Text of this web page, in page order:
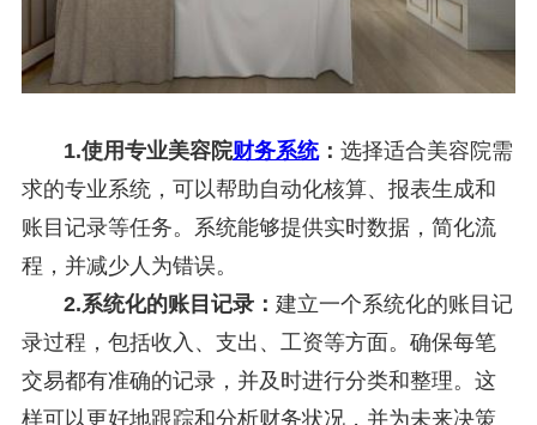
1.使用专业美容院财务系统： 选择适合美容院需
求的专业系统，可以帮助自动化核算、报表生成和
账目记录等任务。系统能够提供实时数据，简化流
程，并减少人为错误。
2.系统化的账目记录： 建立一个系统化的账目记
录过程，包括收入、支出、工资等方面。确保每笔
交易都有准确的记录，并及时进行分类和整理。这
样可以更好地跟踪和分析财务状况，并为未来决策